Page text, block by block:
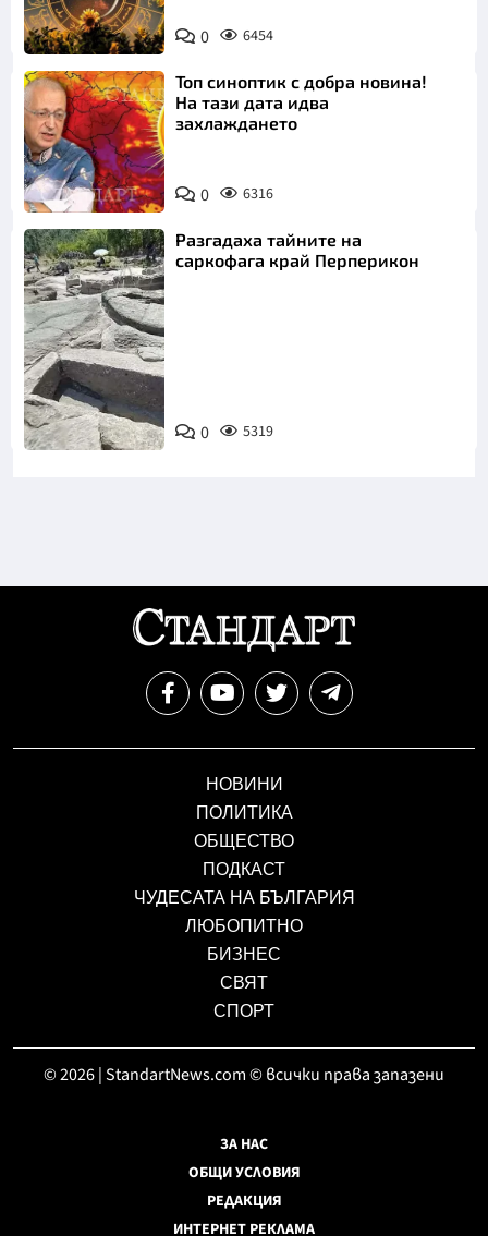
0 6454
Топ синоптик с добра новина!
На тази дата идва
захлаждането
0 6316
Снимка:
Bulgaria ON
AIR
Разгадаха тайните на
саркофага край Перперикон
0 5319
НОВИНИ
ПОЛИТИКА
ОБЩЕСТВО
ПОДКАСТ
ЧУДЕСАТА НА БЪЛГАРИЯ
ЛЮБОПИТНО
БИЗНЕС
СВЯТ
СПОРТ
© 2026 | StandartNews.com © всички права запазени
ЗА НАС
ОБЩИ УСЛОВИЯ
РЕДАКЦИЯ
ИНТЕРНЕТ РЕКЛАМА